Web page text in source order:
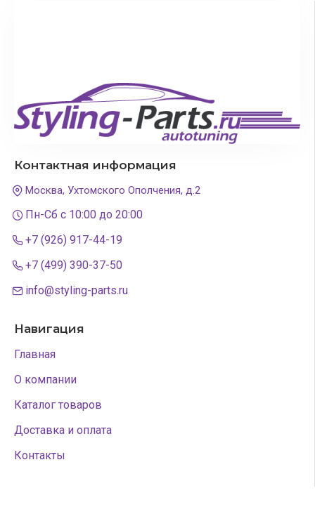
Контактная информация
Москва, Ухтомского Ополчения, д.2
Пн-Сб с 10:00 до 20:00
+7 (926) 917-44-19
+7 (499) 390-37-50
info@styling-parts.ru
Навигация
Главная
О компании
Каталог товаров
Доставка и оплата
Контакты